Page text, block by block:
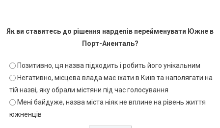
Як ви ставитесь до рішення нардепів перейменувати Южне в
Порт-Аненталь?
Позитивно, ця назва підходить і робить його унікальним
Негативно, місцева влада має їхати в Київ та наполягати на
тій назві, яку обрали містяни під час голосування
Мені байдуже, назва міста ніяк не вплине на рівень життя
южненців